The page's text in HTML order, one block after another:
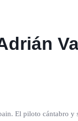
El piloto cántabro y